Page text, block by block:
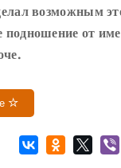
возможным
подношение от
.